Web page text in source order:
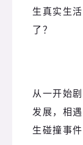
生真实生
了？
从一开始
发展，相
生碰撞事